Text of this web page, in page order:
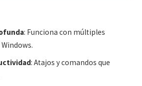
: Funciona con múltiples
: Atajos y comandos que